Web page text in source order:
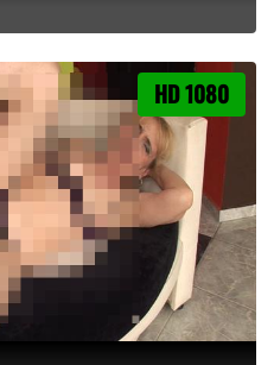
HD 1080